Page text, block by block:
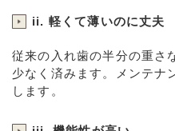
ii. 軽くて薄いのに丈夫
従来の入れ歯の半分の重さ
少なく済みます。メンテナ
します。